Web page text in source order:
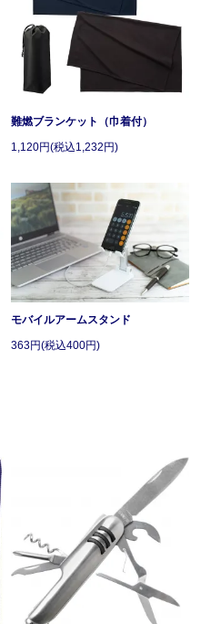
難燃ブランケット（巾着付）
1,120円(税込1,232円)
モバイルアームスタンド
363円(税込400円)